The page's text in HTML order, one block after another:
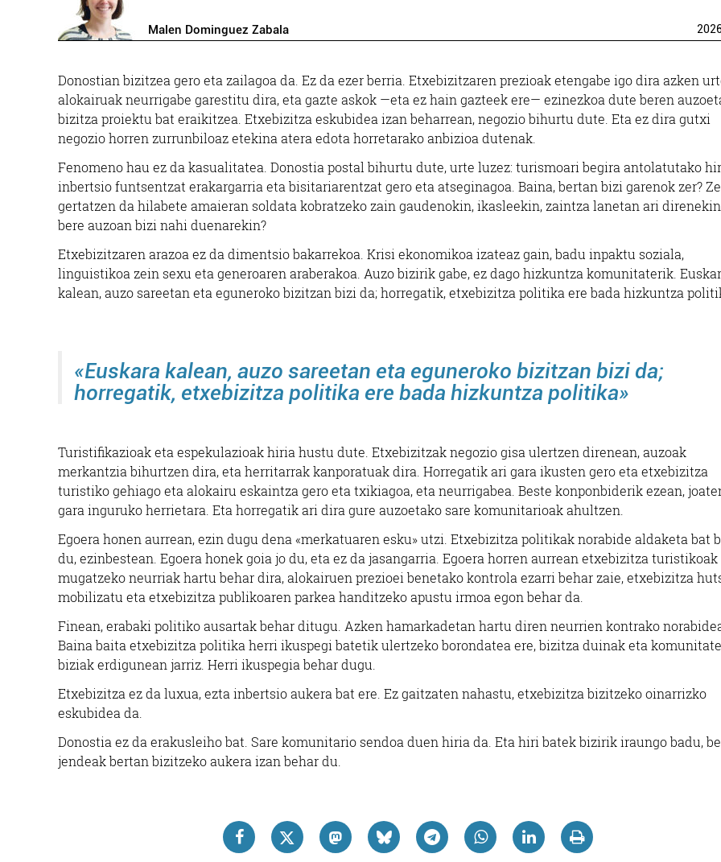
Malen Dominguez Zabala
Donostian bizitzea gero eta zailagoa da. Ez da ezer berria. Etxebizitzaren prezioak etengabe igo dira azken
alokairuak neurrigabe garestitu dira, eta gazte askok —eta ez hain gazteek ere— ezinezkoa dute beren
bizitza proiektu bat eraikitzea. Etxebizitza eskubidea izan beharrean, negozio bihurtu dute. Eta ez dira gutxi
negozio horren zurrunbiloaz etekina atera edota horretarako anbizioa dutenak.
Fenomeno hau ez da kasualitatea. Donostia postal bihurtu dute, urte luzez: turismoari begira antolatutako
inbertsio funtsentzat erakargarria eta bisitariarentzat gero eta atseginagoa. Baina, bertan bizi garenok zer?
gertatzen da hilabete amaieran soldata kobratzeko zain gaudenokin, ikasleekin, zaintza lanetan ari
bere auzoan bizi nahi duenarekin?
Etxebizitzaren arazoa ez da dimentsio bakarrekoa. Krisi ekonomikoa izateaz gain, badu inpaktu soziala,
linguistikoa zein sexu eta generoaren araberakoa. Auzo bizirik gabe, ez dago hizkuntza komunitaterik.
kalean, auzo sareetan eta eguneroko bizitzan bizi da; horregatik, etxebizitza politika ere bada hizkuntza
«Euskara kalean, auzo sareetan eta eguneroko bizitzan bizi da;
horregatik, etxebizitza politika ere bada hizkuntza politika»
Turistifikazioak eta espekulazioak hiria hustu dute. Etxebizitzak negozio gisa ulertzen direnean, auzoak
merkantzia bihurtzen dira, eta herritarrak kanporatuak dira. Horregatik ari gara ikusten gero eta etxebizitza
turistiko gehiago eta alokairu eskaintza gero eta txikiagoa, eta neurrigabea. Beste konponbiderik ezean,
gara inguruko herrietara. Eta horregatik ari dira gure auzoetako sare komunitarioak ahultzen.
Egoera honen aurrean, ezin dugu dena «merkatuaren esku» utzi. Etxebizitza politikak norabide aldaketa bat
du, ezinbestean. Egoera honek goia jo du, eta ez da jasangarria. Egoera horren aurrean etxebizitza turistikoak
mugatzeko neurriak hartu behar dira, alokairuen prezioei benetako kontrola ezarri behar zaie, etxebizitza
mobilizatu eta etxebizitza publikoaren parkea handitzeko apustu irmoa egon behar da.
Finean, erabaki politiko ausartak behar ditugu. Azken hamarkadetan hartu diren neurrien kontrako
Baina baita etxebizitza politika herri ikuspegi batetik ulertzeko borondatea ere, bizitza duinak eta komunitate
biziak erdigunean jarriz. Herri ikuspegia behar dugu.
Etxebizitza ez da luxua, ezta inbertsio aukera bat ere. Ez gaitzaten nahastu, etxebizitza bizitzeko oinarrizko
eskubidea da.
Donostia ez da erakusleiho bat. Sare komunitario sendoa duen hiria da. Eta hiri batek bizirik iraungo badu,
jendeak bertan bizitzeko aukera izan behar du.